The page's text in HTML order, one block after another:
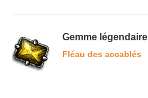
Gemme légendaire
Fléau des accablés